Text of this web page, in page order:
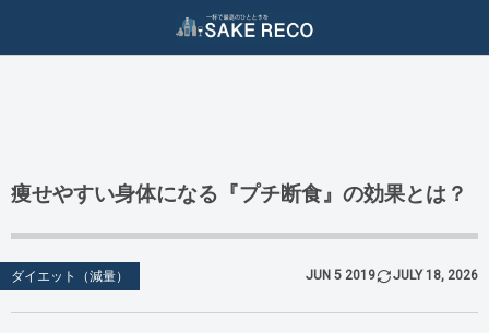
痩せやすい身体になる『プチ断食』の効果とは？
ダイエット（減量） JUN 5 2019 JULY 18, 2026
焼酎